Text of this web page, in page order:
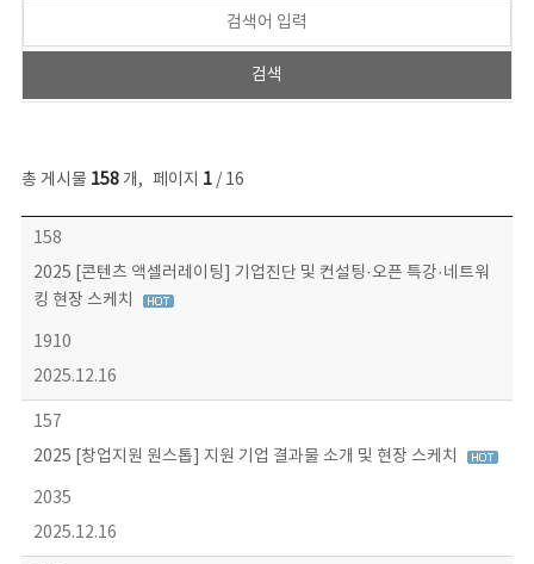
총 게시물 158개, 페이지 1/ 16
콘텐츠이슈 목록 - 번호, 제목, 작성자, 파일, 조회수, 작성일 정보 제공
158
2025 [콘텐츠 액셀러레이팅] 기업진단 및 컨설팅·오픈 특강·네트워
킹 현장 스케치
1910
2025.12.16
157
2025 [창업지원 원스톱] 지원 기업 결과물 소개 및 현장 스케치
2035
2025.12.16